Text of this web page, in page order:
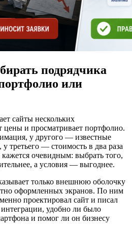
подрядчика
или
сайты нескольких
цены и просматривает портфолио.
у другого — известные
третьего — стоимость в два раза
очевидным: выбрать того,
а условия — выгоднее.
только внешнюю оболочку
оформленных экранов. По ним
проектировал сайт и писал
удобно ли было
и помог ли он бизнесу